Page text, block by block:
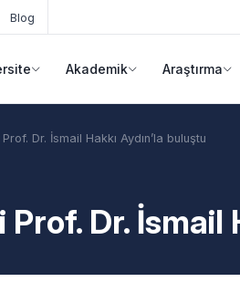
Blog
Akademik Araştırma
Dr. İsmail Hakkı Aydın’la buluştu
Dr. İsmail